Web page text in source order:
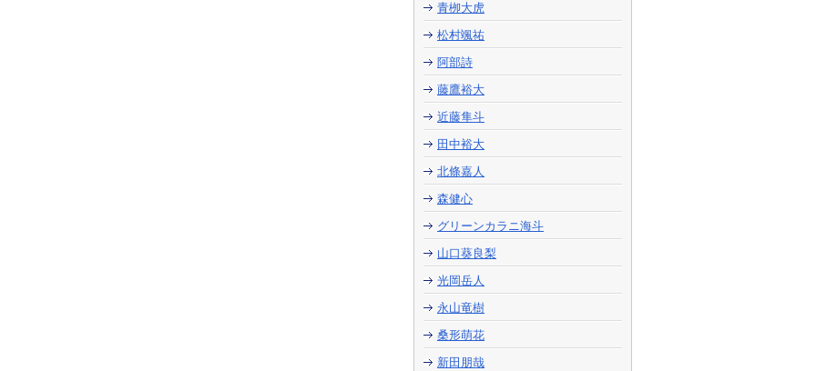
青栁大虎
松村颯祐
阿部詩
藤鷹裕大
近藤隼斗
田中裕大
北條嘉人
森健心
グリーンカラニ海斗
山口葵良梨
光岡岳人
永山竜樹
桑形萌花
新田朋哉